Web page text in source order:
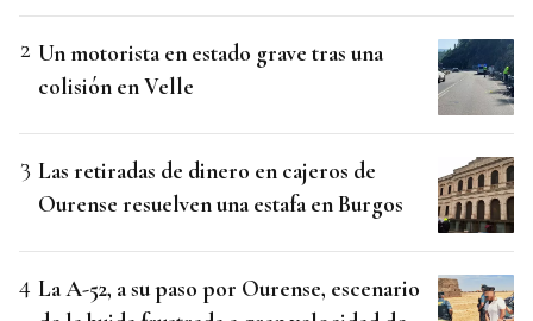
Un motorista en estado grave tras una
colisión en Velle
Las retiradas de dinero en cajeros de
Ourense resuelven una estafa en Burgos
La A-52, a su paso por Ourense, escenario